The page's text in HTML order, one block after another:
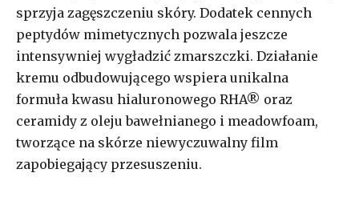
sprzyja zagęszczeniu skóry. Dodatek cennych
peptydów mimetycznych pozwala jeszcze
intensywniej wygładzić zmarszczki. Działanie
kremu odbudowującego wspiera unikalna
formuła kwasu hialuronowego RHA® oraz
ceramidy z oleju bawełnianego i meadowfoam,
tworzące na skórze niewyczuwalny film
zapobiegający przesuszeniu.